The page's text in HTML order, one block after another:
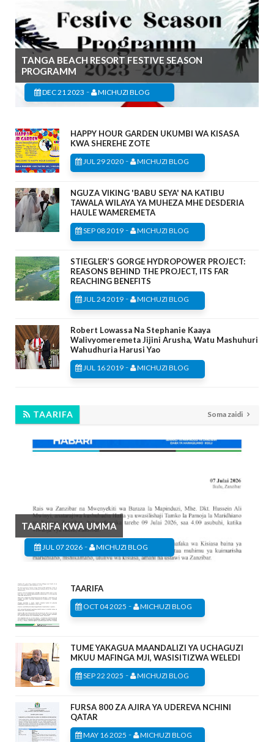
TANGA BEACH RESORT FESTIVE SEASON
PROGRAMM
DEC 21 2023 - MICHUZI BLOG
HAPPY HOUR GARDEN UKUMBI WA KISASA
KWA SHEREHE ZOTE
JUL 29 2020 - MICHUZI BLOG
NGUZA VIKING 'BABU SEYA' NA KATIBU
TAWALA WILAYA YA MUHEZA MHE DESDERIA
HAULE WAMEREMETA
SEP 08 2019 - MICHUZI BLOG
STIEGLER’S GORGE HYDROPOWER PROJECT:
REASONS BEHIND THE PROJECT, ITS FAR
REACHING BENEFITS
JUL 24 2019 - MICHUZI BLOG
Robert Lowassa Na Stephanie Kaaya
Walivyomeremeta Jijini Arusha, Watu Mashuhuri
Wahudhuria Harusi Yao
JUL 16 2019 - MICHUZI BLOG
TAARIFA Soma zaidi
TAARIFA KWA UMMA
JUL 07 2026 - MICHUZI BLOG
TAARIFA
OCT 04 2025 - MICHUZI BLOG
TUME YAKAGUA MAANDALIZI YA UCHAGUZI
MKUU MAFINGA MJI, WASISITIZWA WELEDI
SEP 22 2025 - MICHUZI BLOG
FURSA 800 ZA AJIRA YA UDEREVA NCHINI
QATAR
MAY 16 2025 - MICHUZI BLOG